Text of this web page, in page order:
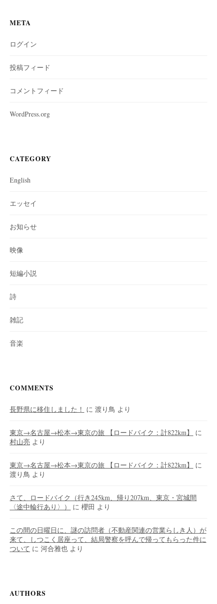
META
ログイン
投稿フィード
コメントフィード
WordPress.org
CATEGORY
English
エッセイ
お知らせ
映像
短編小説
詩
雑記
音楽
COMMENTS
長野県に移住しました！ に 渡り鳥 より
東京→名古屋→松本→東京の旅 【ロードバイク：計822km】
に
村山亮 より
東京→名古屋→松本→東京の旅 【ロードバイク：計822km】
に
渡り鳥 より
さて、ロードバイク（行き245km、帰り207km、東京・宮城間
〈途中輪行あり〉）
に 櫻田 より
この間の日曜日に、謎の訪問者（不動産関連の営業らしき人）が
来て、しつこく居座って、結局警察を呼んで帰ってもらった件に
ついて に 河合雅也 より
AUTHORS